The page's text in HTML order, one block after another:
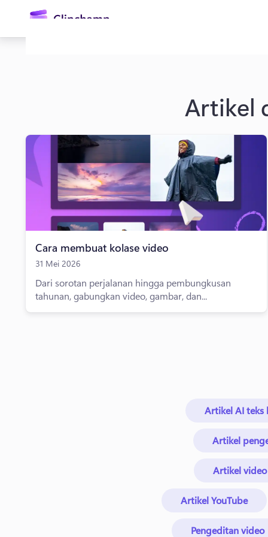
Masuk
Coba gratis
Artikel
Cara membuat kolase video
31 Mei 2026
Dari sorotan perjalanan hingga pembungkusan
tahunan, gabungkan video, gambar, dan...
Artikel AI teks
Artikel
Artikel
Artikel YouTube
Pengeditan video